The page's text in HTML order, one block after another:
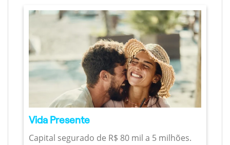
Vida Presente
Capital segurado de R$ 80 mil a 5 milhões.